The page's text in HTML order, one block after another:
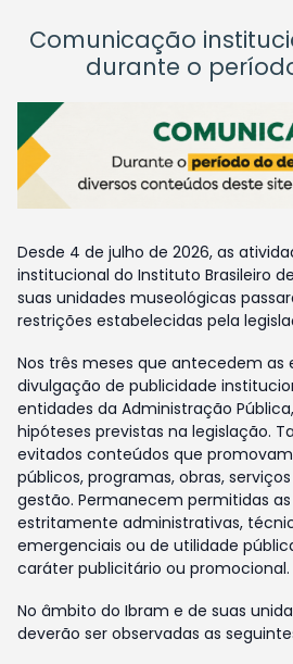
Comunicação
durante o
Desde 4 de julho de 2026, as
institucional do Instituto Brasileiro
suas unidades museológicas
restrições estabelecidas pela
Nos três meses que antecedem as
divulgação de publicidade
entidades da Administração
hipóteses previstas na legislação.
evitados conteúdos que
públicos, programas, obras,
gestão. Permanecem permitidas
estritamente administrativas,
emergenciais ou de utilidade
caráter publicitário ou promocional.
No âmbito do Ibram e de suas
deverão ser observadas as